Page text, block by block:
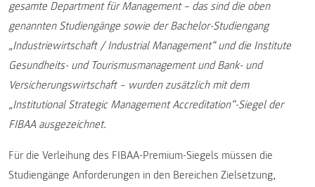
gesamte Department für Management – das sind die oben
genannten Studiengänge sowie der Bachelor-Studiengang
„Industriewirtschaft / Industrial Management“ und die Institute
Gesundheits- und Tourismusmanagement und Bank- und
Versicherungswirtschaft – wurden zusätzlich mit dem
„Institutional Strategic Management Accreditation“-Siegel der
FIBAA ausgezeichnet.
Für die Verleihung des FIBAA-Premium-Siegels müssen die
Studiengänge Anforderungen in den Bereichen Zielsetzung,